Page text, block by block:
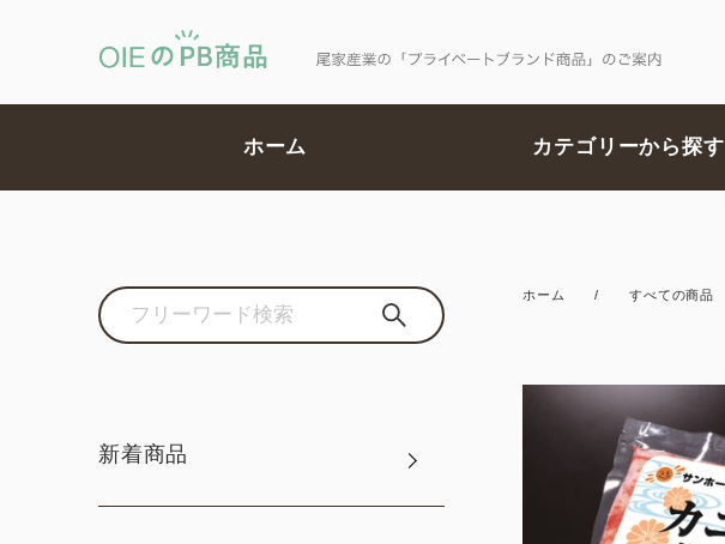
ホーム カテゴリーから探す
新着商品
ホーム / すべての商品